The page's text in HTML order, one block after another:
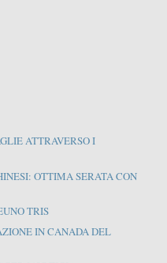
ATTRAVERSO I
OTTIMA SERATA CON
TRIS
IN CANADA DEL